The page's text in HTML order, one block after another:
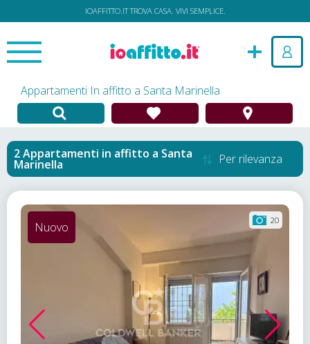
IOAFFITTO.IT TROVA CASA. VIVI SEMPLICE.
Appartamenti In affitto a Santa Marinella
Appartamenti in affitto a Santa
Marinella Per rilevanza
20
Nuovo